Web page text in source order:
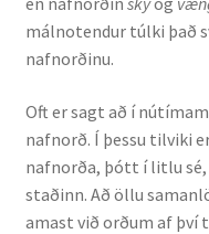
málnotendur túlki það
nafnorðinu.
Oft er sagt að í
nafnorð. Í þessu tilviki
nafnorða, þótt í litlu
staðinn. Að öllu
amast við orðum af því